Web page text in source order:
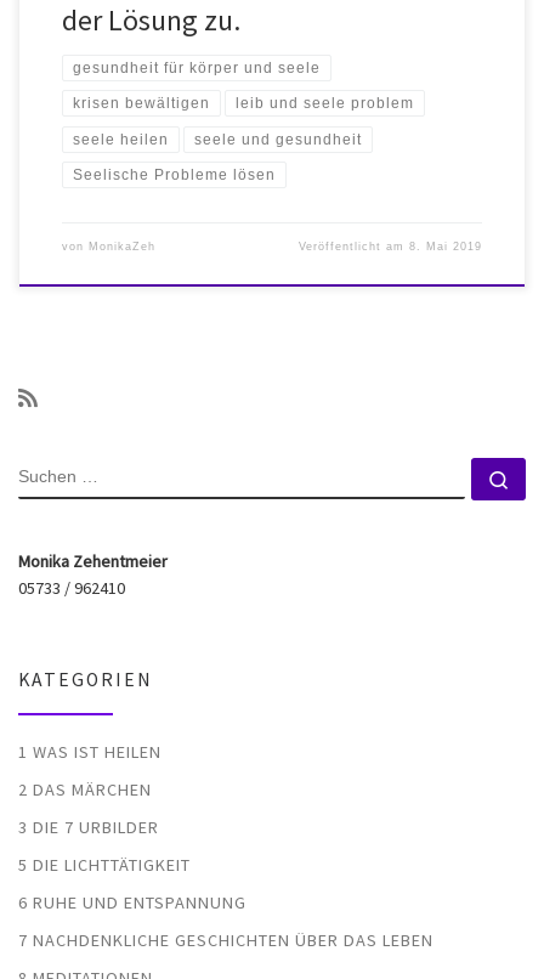
der Lösung zu.
gesundheit für körper und seele
krisen bewältigen leib und seele problem
seele heilen seele und gesundheit
Seelische Probleme lösen
von MonikaZeh Veröffentlicht am8. Mai 2019
SUCHE
Monika Zehentmeier
05733 / 962410
KATEGORIEN
1 WAS IST HEILEN
2 DAS MÄRCHEN
3 DIE 7 URBILDER
5 DIE LICHTTÄTIGKEIT
6 RUHE UND ENTSPANNUNG
7 NACHDENKLICHE GESCHICHTEN ÜBER DAS LEBEN